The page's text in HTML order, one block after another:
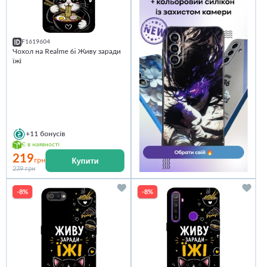
F1619604
Чохол на Realme 6i Живу заради
їжі
+11 бонусів
Є в наявності
219грн
239 грн
Купити
-8% -8%